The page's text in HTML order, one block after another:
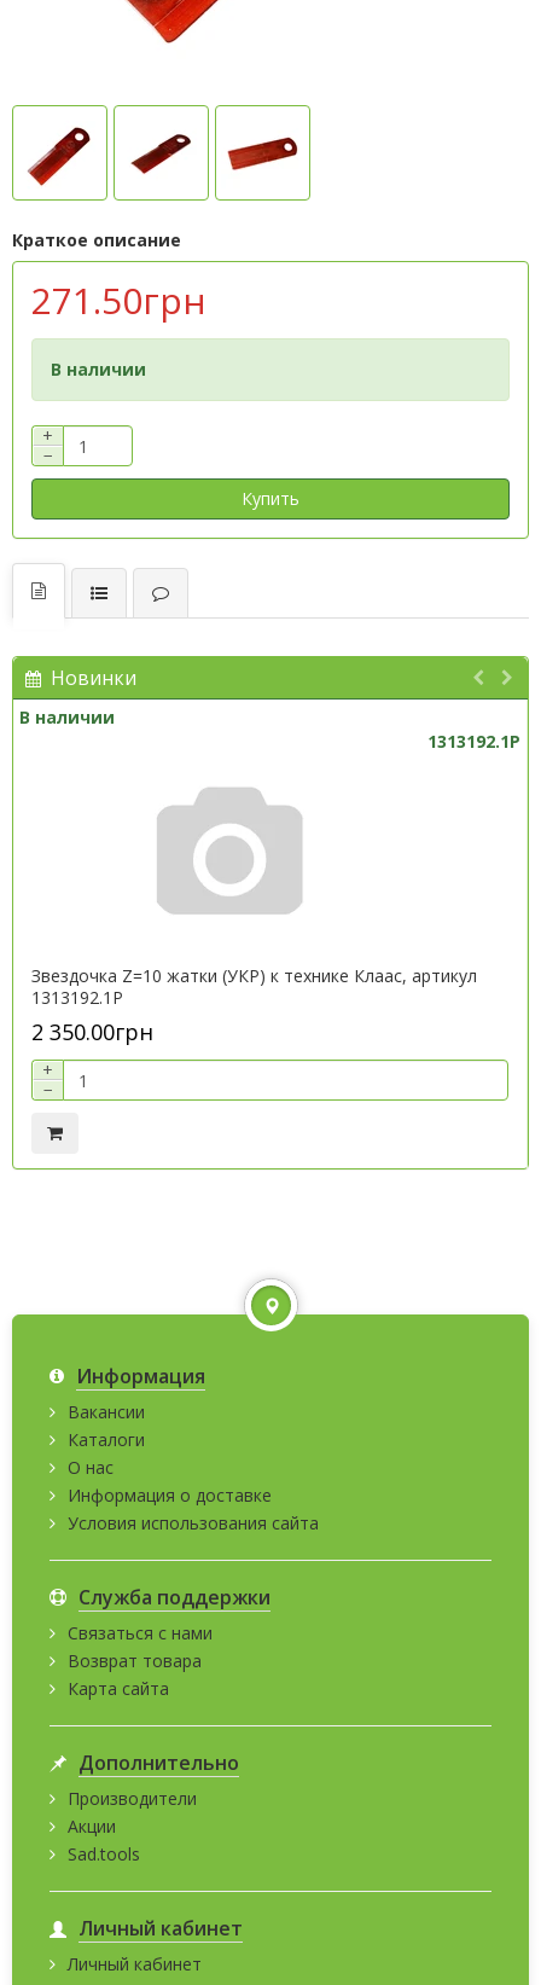
Краткое описание
271.50грн
В наличии
+
−
Купить
Новинки
В наличии
1313192.1P
Звездочка Z=10 жатки (УКР) к технике Клаас, артикул
1313192.1P
2 350.00грн
+
−
Информация
Вакансии
Каталоги
О нас
Информация о доставке
Условия использования сайта
Служба поддержки
Связаться с нами
Возврат товара
Карта сайта
Дополнительно
Производители
Акции
Sad.tools
Личный кабинет
Личный кабинет